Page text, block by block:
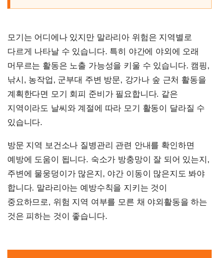
모기는 어디에나 있지만 말라리아 위험은 지역별로
다르게 나타날 수 있습니다. 특히 야간에 야외에 오래
머무르는 활동은 노출 가능성을 키울 수 있습니다. 캠핑,
낚시, 농작업, 군부대 주변 방문, 강가나 숲 근처 활동을
계획한다면 모기 회피 준비가 필요합니다. 같은
지역이라도 날씨와 계절에 따라 모기 활동이 달라질 수
있습니다.
방문 지역 보건소나 질병관리 관련 안내를 확인하면
예방에 도움이 됩니다. 숙소가 방충망이 잘 되어 있는지,
주변에 물웅덩이가 많은지, 야간 이동이 많은지도 봐야
합니다. 말라리아는 예방수칙을 지키는 것이
중요하므로, 위험 지역 여부를 모른 채 야외활동을 하는
것은 피하는 것이 좋습니다.